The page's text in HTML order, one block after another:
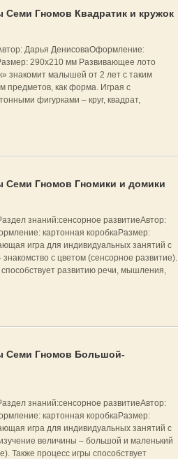
Семи Гномов Квадратик и кружок
Дарья ДенисоваОформление:
290x210 мм Развивающее лото
знакомит малышей от 2 лет с таким
предметов, как форма. Играя с
фигурками – круг, квадрат,
Семи Гномов Гномики и домики
знаний:сенсорное развитиеАвтор:
картонная коробкаРазмер:
игра для индивидуальных занятий с
с цветом (сенсорное развитие).
развитию речи, мышления,
Семи Гномов Большой-
знаний:сенсорное развитиеАвтор:
картонная коробкаРазмер:
игра для индивидуальных занятий с
величины – большой и маленький
Также процесс игры способствует